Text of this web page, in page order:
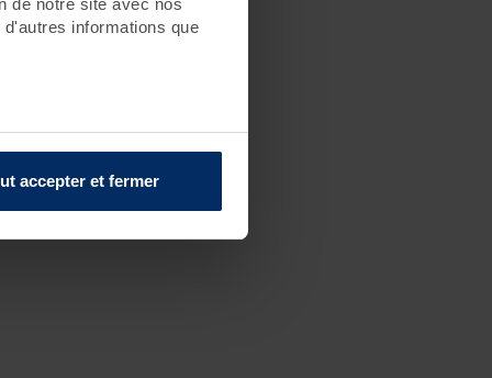
de notre site avec nos
informations que
accepter et fermer